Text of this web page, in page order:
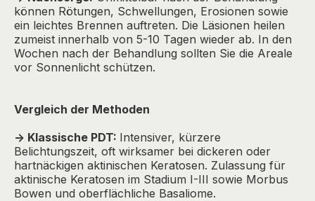
können Rötungen, Schwellungen, Erosionen sowie
ein leichtes Brennen auftreten. Die Läsionen heilen
zumeist innerhalb von 5-10 Tagen wieder ab. In den
Wochen nach der Behandlung sollten Sie die Areale
vor Sonnenlicht schützen.
Vergleich der Methoden
-> Klassische PDT: Intensiver, kürzere
Belichtungszeit, oft wirksamer bei dickeren oder
hartnäckigen aktinischen Keratosen. Zulassung für
aktinische Keratosen im Stadium I-III sowie Morbus
Bowen und oberflächliche Basaliome.